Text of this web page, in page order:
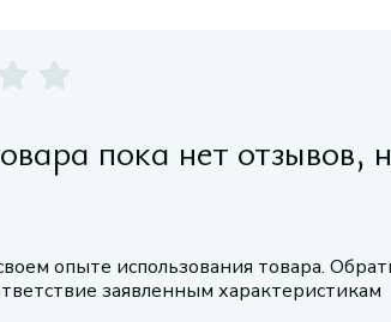
пока нет отзывов,
опыте использования товара.
заявленным характеристикам